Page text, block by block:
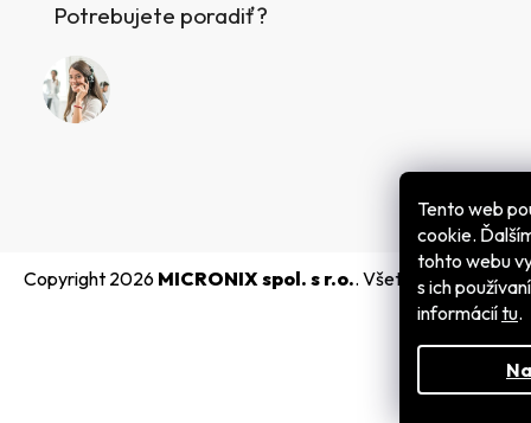
Tento web
cookie.
tohto webu
s ich
informáciítu.
Potrebujete poradiť?
Copyright 2026 MICRONIX spol. s r.o.. Všetky práva